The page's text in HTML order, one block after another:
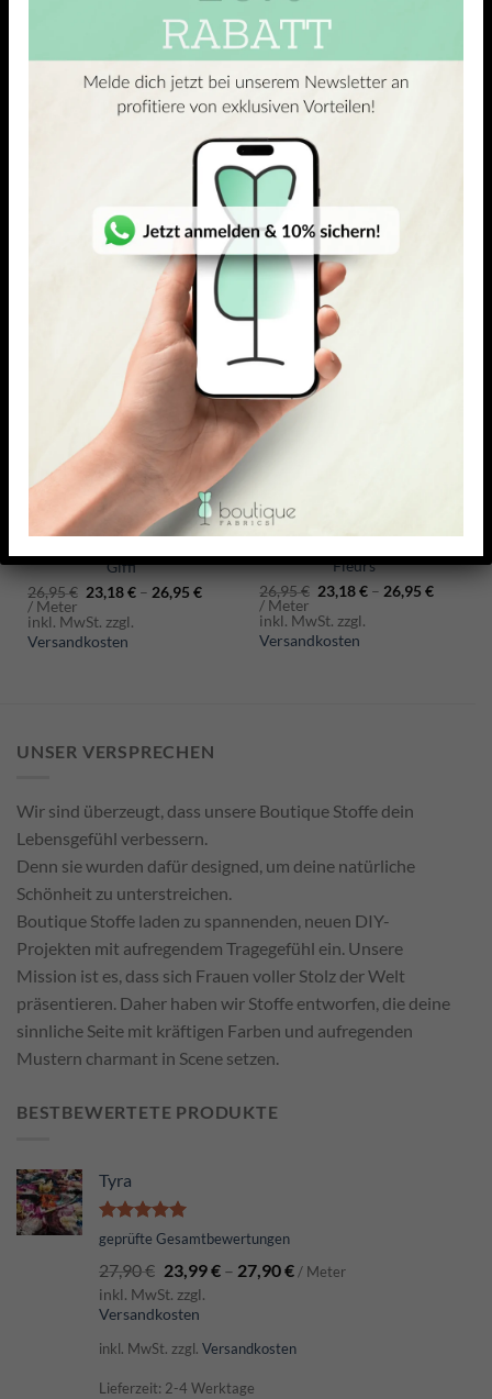
die sich elegant an den Körper anschmiegen und
gleichzeitig viel Bewegungsfreiheit schenken. Dank seines
ÄHNLICHE PRODUKTE
5.00out of 5
(2)
Giffi
26,95€ 23,18€– 26,95 €
/ Meter
inkl. MwSt. zzgl.
Versandkosten
Fleurs
26,95€ 23,18€ –26,95€
/ Meter
inkl. MwSt. zzgl.
Versandkosten
UNSER VERSPRECHEN
Wir sind überzeugt, dass unsere Boutique Stoffe dein
Lebensgefühl verbessern.
Denn sie wurden dafür designed, um deine natürliche
Schönheit zu unterstreichen.
Boutique Stoffe laden zu spannenden, neuen DIY-
Projekten mit aufregendem Tragegefühl ein. Unsere
Mission ist es, dass sich Frauen voller Stolz der Welt
präsentieren. Daher haben wir Stoffe entworfen, die deine
sinnliche Seite mit kräftigen Farben und aufregenden
Mustern charmant in Scene setzen.
BESTBEWERTETE PRODUKTE
Tyra
Bewertet
mit
von 5
geprüfte Gesamtbewertungen
27,90€ 23,99€– 27,90€ / Meter
inkl. MwSt. zzgl.
Versandkosten
inkl. MwSt. zzgl. Versandkosten
Lieferzeit: 2-4 Werktage